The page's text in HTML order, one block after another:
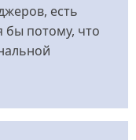
есть
бы потому, что